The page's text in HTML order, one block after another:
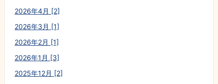
2026年4月 [2]
2026年3月 [1]
2026年2月 [1]
2026年1月 [3]
2025年12月 [2]